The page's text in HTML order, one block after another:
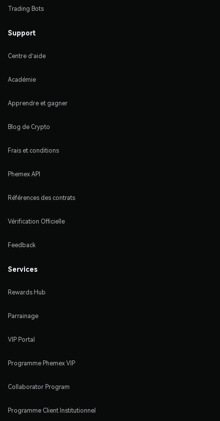
Trading Bots
Support
Centre d'aide
Académie
Apprendre et gagner
Blog de Crypto
Frais et conditions
Phemex API
Références des contrats
Vérification Officielle
Feedback
Services
Rewards Hub
Parrainage
VIP Portal
Programme Phemex VIP
Collaborator Program
Programme Client Institutionnel